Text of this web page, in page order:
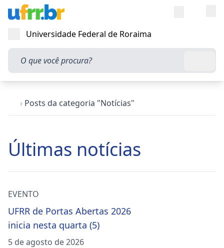
Abrir menu
Universidade Federal de Roraima
O que você procura?
› Posts da categoria "Notícias"
Últimas notícias
EVENTO
UFRR de Portas Abertas 2026
inicia nesta quarta (5)
5 de agosto de 2026